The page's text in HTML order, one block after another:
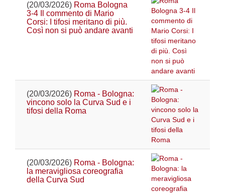
(20/03/2026) Roma Bologna
3-4 Il commento di Mario
Corsi: I tifosi meritano di più.
Così non si può andare avanti
(20/03/2026) Roma - Bologna:
vincono solo la Curva Sud e i
tifosi della Roma
(20/03/2026) Roma - Bologna:
la meravigliosa coreografia
della Curva Sud